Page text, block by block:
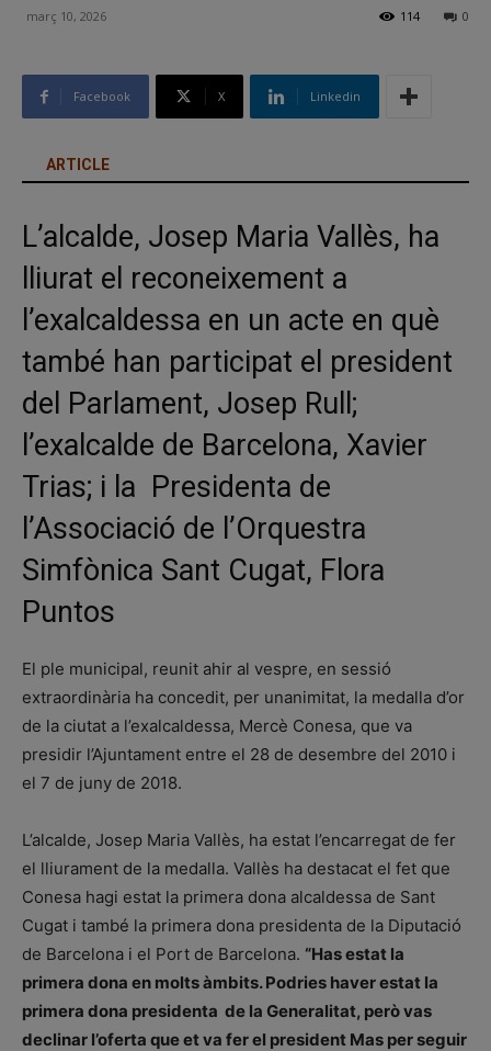
març 10, 2026 0
114
Facebook X Linkedin
ARTICLE
L’alcalde, Josep Maria Vallès, ha
lliurat el reconeixement a
l’exalcaldessa en un acte en què
també han participat el president
del Parlament, Josep Rull;
l’exalcalde de Barcelona, Xavier
Trias; i la Presidenta de
l’Associació de l’Orquestra
Simfònica Sant Cugat, Flora
Puntos
El ple municipal, reunit ahir al vespre, en sessió
extraordinària ha concedit, per unanimitat, la medalla d’or
de la ciutat a l’exalcaldessa, Mercè Conesa, que va
presidir l’Ajuntament entre el 28 de desembre del 2010 i
el 7 de juny de 2018.
L’alcalde, Josep Maria Vallès, ha estat l’encarregat de fer
el lliurament de la medalla. Vallès ha destacat el fet que
Conesa hagi estat la primera dona alcaldessa de Sant
Cugat i també la primera dona presidenta de la Diputació
de Barcelona i el Port de Barcelona. “Has estat la
primera dona en molts àmbits. Podries haver estat la
primera dona presidenta de la Generalitat, però vas
declinar l’oferta que et va fer el president Mas per seguir